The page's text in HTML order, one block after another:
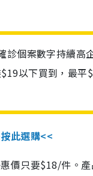
個案數字持續高
以下買到，最
此選購<<
價只要$18/件。